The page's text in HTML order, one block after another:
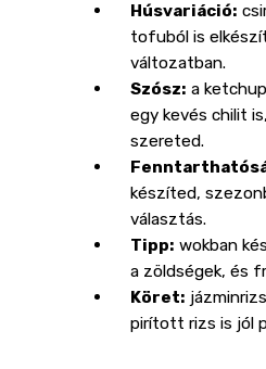
Húsvariáció:
tofuból is
változatban.
Szósz: a
egy kevés chilit
szereted.
készíted,
választás.
Tipp: wokban
a zöldségek, és
Köret:
pirított rizs is jól